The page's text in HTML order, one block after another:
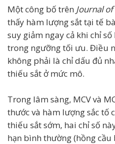
Một công bố trên Journal
thấy hàm lượng sắt tại tế
suy giảm ngay cả khi chỉ
trong ngưỡng tối ưu. Điều
không phải là chỉ dấu đủ
thiếu sắt ở mức mô.
Trong lâm sàng, MCV và
thước và hàm lượng sắc tố
thiếu sắt sớm, hai chỉ số
hạn bình thường (hồng cầu